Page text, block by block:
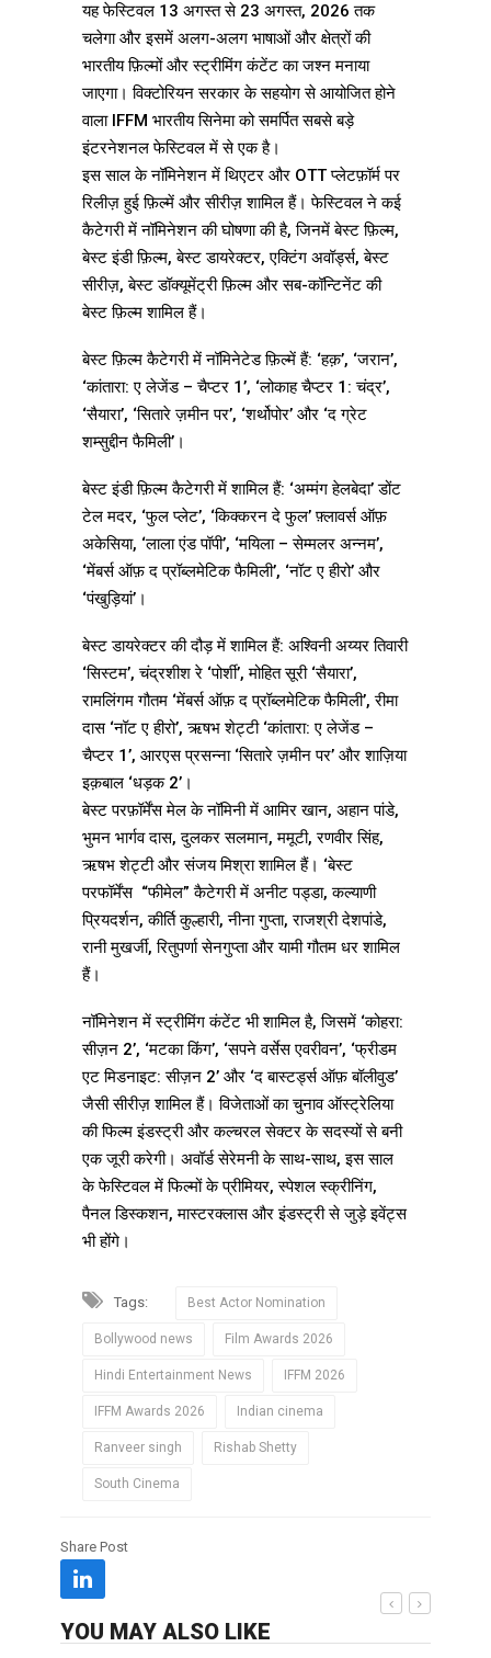
यह फेस्टिवल 13 अगस्त से 23 अगस्त, 2026 तक
चलेगा और इसमें अलग-अलग भाषाओं और क्षेत्रों की
भारतीय फ़िल्मों और स्ट्रीमिंग कंटेंट का जश्न मनाया
जाएगा। विक्टोरियन सरकार के सहयोग से आयोजित होने
वाला IFFM भारतीय सिनेमा को समर्पित सबसे बड़े
इंटरनेशनल फेस्टिवल में से एक है।
इस साल के नॉमिनेशन में थिएटर और OTT प्लेटफ़ॉर्म पर
रिलीज़ हुई फ़िल्में और सीरीज़ शामिल हैं। फेस्टिवल ने कई
कैटेगरी में नॉमिनेशन की घोषणा की है, जिनमें बेस्ट फ़िल्म,
बेस्ट इंडी फ़िल्म, बेस्ट डायरेक्टर, एक्टिंग अवॉर्ड्स, बेस्ट
सीरीज़, बेस्ट डॉक्यूमेंट्री फ़िल्म और सब-कॉन्टिनेंट की
बेस्ट फ़िल्म शामिल हैं।
बेस्ट फ़िल्म कैटेगरी में नॉमिनेटेड फ़िल्में हैं: ‘हक़’, ‘जरान’,
‘कांतारा: ए लेजेंड – चैप्टर 1’, ‘लोकाह चैप्टर 1: चंद्र’,
‘सैयारा’, ‘सितारे ज़मीन पर’, ‘शर्थोपोर’ और ‘द ग्रेट
शम्सुद्दीन फैमिली’।
बेस्ट इंडी फ़िल्म कैटेगरी में शामिल हैं: ‘अम्मंग हेलबेदा’ डोंट
टेल मदर, ‘फुल प्लेट’, ‘किक्करन दे फुल’ फ़्लावर्स ऑफ़
अकेसिया, ‘लाला एंड पॉपी’, ‘मयिला – सेम्मलर अन्नम’,
‘मेंबर्स ऑफ़ द प्रॉब्लमेटिक फैमिली’, ‘नॉट ए हीरो’ और
‘पंखुड़ियां’।
बेस्ट डायरेक्टर की दौड़ में शामिल हैं: अश्विनी अय्यर तिवारी
‘सिस्टम’, चंद्रशीश रे ‘पोर्शी’, मोहित सूरी ‘सैयारा’,
रामलिंगम गौतम ‘मेंबर्स ऑफ़ द प्रॉब्लमेटिक फैमिली’, रीमा
दास ‘नॉट ए हीरो’, ऋषभ शेट्टी ‘कांतारा: ए लेजेंड –
चैप्टर 1’, आरएस प्रसन्ना ‘सितारे ज़मीन पर’ और शाज़िया
इक़बाल ‘धड़क 2’।
बेस्ट परफ़ॉर्मेंस मेल के नॉमिनी में आमिर खान, अहान पांडे,
भुमन भार्गव दास, दुलकर सलमान, ममूटी, रणवीर सिंह,
ऋषभ शेट्टी और संजय मिश्रा शामिल हैं। ‘बेस्ट
परफॉर्मेंस “फीमेल” कैटेगरी में अनीट पड्डा, कल्याणी
प्रियदर्शन, कीर्ति कुल्हारी, नीना गुप्ता, राजश्री देशपांडे,
रानी मुखर्जी, रितुपर्णा सेनगुप्ता और यामी गौतम धर शामिल
हैं।
नॉमिनेशन में स्ट्रीमिंग कंटेंट भी शामिल है, जिसमें ‘कोहरा:
सीज़न 2’, ‘मटका किंग’, ‘सपने वर्सेस एवरीवन’, ‘फ्रीडम
एट मिडनाइट: सीज़न 2’ और ‘द बास्टर्ड्स ऑफ़ बॉलीवुड’
जैसी सीरीज़ शामिल हैं। विजेताओं का चुनाव ऑस्ट्रेलिया
की फिल्म इंडस्ट्री और कल्चरल सेक्टर के सदस्यों से बनी
एक जूरी करेगी। अवॉर्ड सेरेमनी के साथ-साथ, इस साल
के फेस्टिवल में फिल्मों के प्रीमियर, स्पेशल स्क्रीनिंग,
पैनल डिस्कशन, मास्टरक्लास और इंडस्ट्री से जुड़े इवेंट्स
भी होंगे।
Tags: Best Actor Nomination
Bollywood news Film Awards 2026
Hindi Entertainment News IFFM 2026
IFFM Awards 2026 Indian cinema
Ranveer singh Rishab Shetty
South Cinema
Share Post
YOU MAY ALSO LIKE